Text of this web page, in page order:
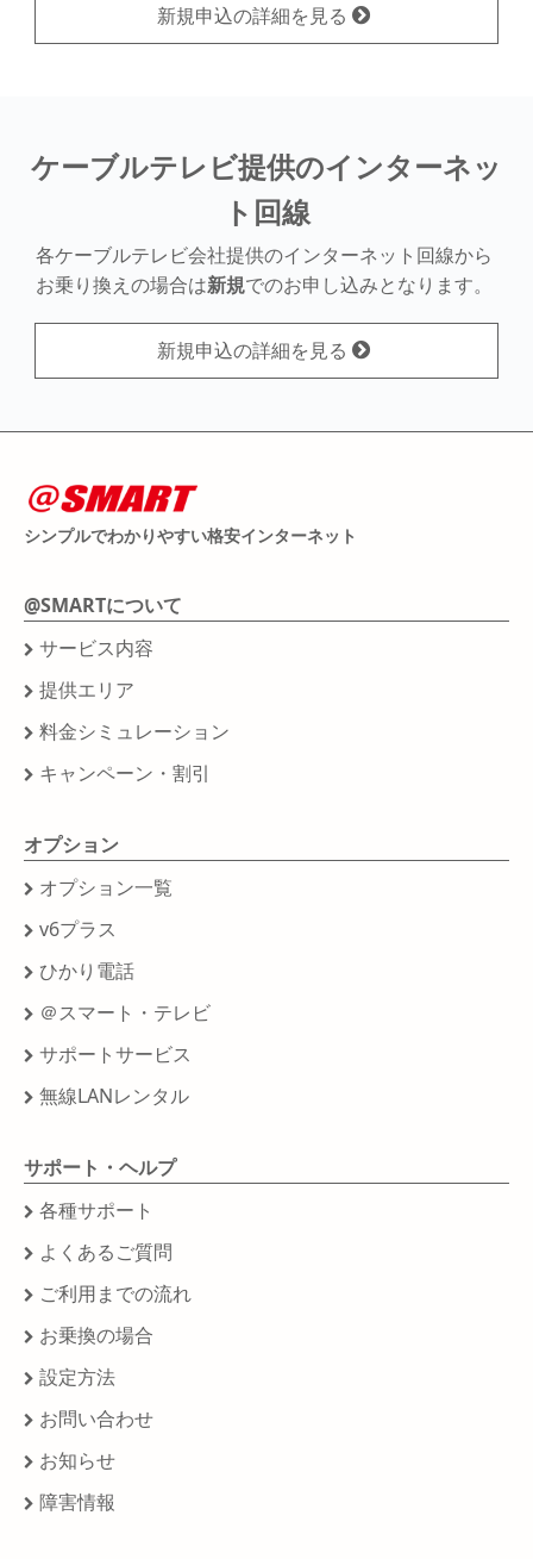
新規申込の詳細を見る
ケーブルテレビ提供のインターネッ
ト回線
各ケーブルテレビ会社提供のインターネット回線から
お乗り換えの場合は新規でのお申し込みとなります。
新規申込の詳細を見る
シンプルでわかりやすい格安インターネット
@SMARTについて
サービス内容
提供エリア
料金シミュレーション
キャンペーン・割引
オプション
オプション一覧
v6プラス
ひかり電話
＠スマート・テレビ
サポートサービス
無線LANレンタル
サポート・ヘルプ
各種サポート
よくあるご質問
ご利用までの流れ
お乗換の場合
設定方法
お問い合わせ
お知らせ
障害情報